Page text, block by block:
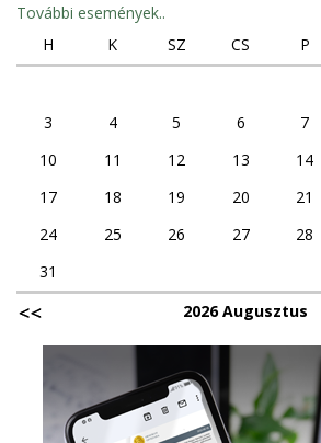
További események..
H
K SZ CS P
3
4 5 6 7
10
11 12 13 14
17
18 19 20 21
24
25 26 27 28
31
2026 Augusztus